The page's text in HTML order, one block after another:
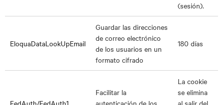
(sesión).
EloquaDataLookUpEmail
Guardar las direcciones
de correo electrónico
de los usuarios en un
formato cifrado
180 días
FedAuth/FedAuth1
Facilitar la
autenticación de los
La cookie
se elimina
al salir del